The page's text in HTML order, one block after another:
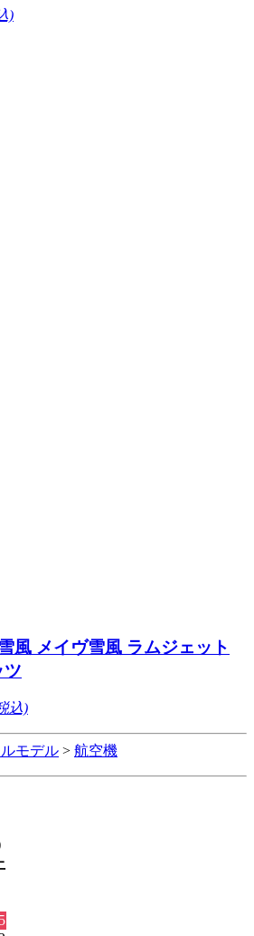
)
風 メイヴ雪風 ラムジェット
込)
モデル > 航空機